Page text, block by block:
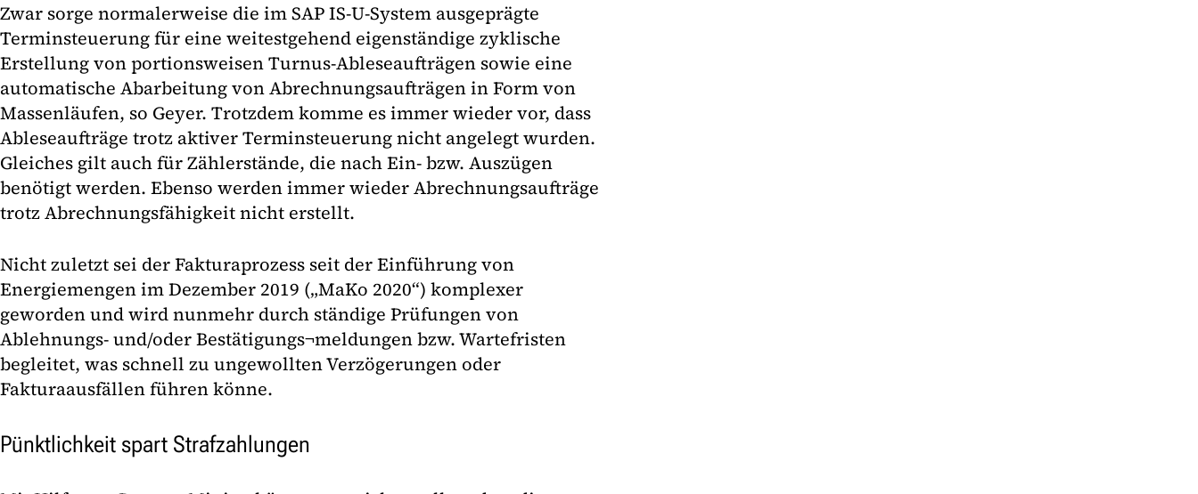
Zwar sorge normalerweise die im SAP IS-U-System ausgeprägte
Terminsteuerung für eine weitestgehend eigenständige zyklische
Erstellung von portionsweisen Turnus-Ableseaufträgen sowie eine
automatische Abarbeitung von Abrechnungsaufträgen in Form von
Massenläufen, so Geyer. Trotzdem komme es immer wieder vor, dass
Ableseaufträge trotz aktiver Terminsteuerung nicht angelegt wurden.
Gleiches gilt auch für Zählerstände, die nach Ein- bzw. Auszügen
benötigt werden. Ebenso werden immer wieder Abrechnungsaufträge
trotz Abrechnungsfähigkeit nicht erstellt.
Nicht zuletzt sei der Fakturaprozess seit der Einführung von
Energiemengen im Dezember 2019 („MaKo 2020“) komplexer
geworden und wird nunmehr durch ständige Prüfungen von
Ablehnungs- und/oder Bestätigungs¬meldungen bzw. Wartefristen
begleitet, was schnell zu ungewollten Verzögerungen oder
Fakturaausfällen führen könne.
Pünktlichkeit spart Strafzahlungen